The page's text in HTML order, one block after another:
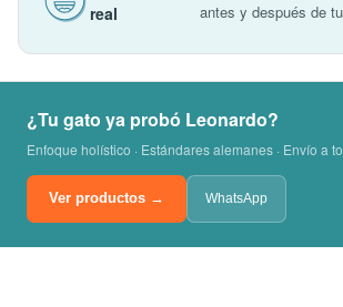
real
antes y después de
¿Tu gato ya probó Leonardo?
Enfoque holístico · Estándares alemanes · Envío a
Ver productos → WhatsApp